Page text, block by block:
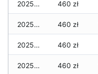
2025-12-15 460 zł
2025-12-14 460 zł
2025-12-13 460 zł
2025-12-12 460 zł